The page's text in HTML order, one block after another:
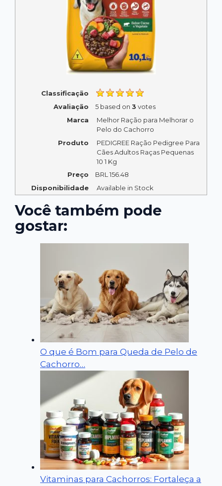
Classificação
Avaliação
5based on 3 votes
Marca
Melhor Ração para Melhorar o
Pelo do Cachorro
Produto
PEDIGREE Ração Pedigree Para
Cães Adultos Raças Pequenas
10 1 Kg
Preço
BRL156.48
Disponibilidade
Available in Stock
Você também pode
gostar:
O que é Bom para Queda de Pelo de
Cachorro…
Vitaminas para Cachorros: Fortaleça a